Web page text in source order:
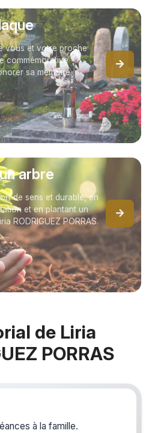
vous et votre proche
commémorative
sa mémoire.
arbre
de sens et durable, en
et en plantant un
RODRIGUEZ PORRAS.
de Liria
PORRAS
à la famille.